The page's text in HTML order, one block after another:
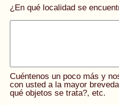
¿En qué localidad se
Cuéntenos un poco más y
con usted a la mayor
qué objetos se trata?, etc.